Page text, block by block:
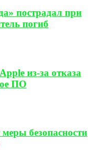
пострадал при
погиб
из-за отказа
ПО
безопасности